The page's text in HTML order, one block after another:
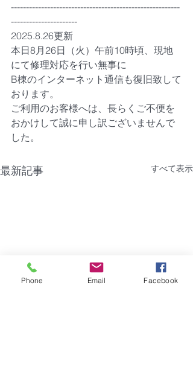
--------------------------------------------------------
----------------------
2025.8.26更新
本日8月26日（火）午前10時頃、現地
にて修理対応を行い無事に
B棟のインターネット通信も復旧致して
おります。
ご利用のお客様へは、長らくご不便を
おかけして誠に申し訳ございませんで
した。
最新記事 すべて表示
Phone Email Facebook